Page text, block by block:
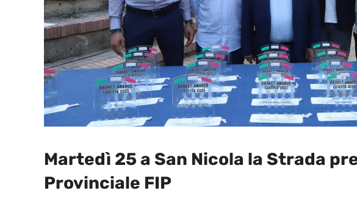
Martedì 25 a San Nicola la Strada
Provinciale FIP